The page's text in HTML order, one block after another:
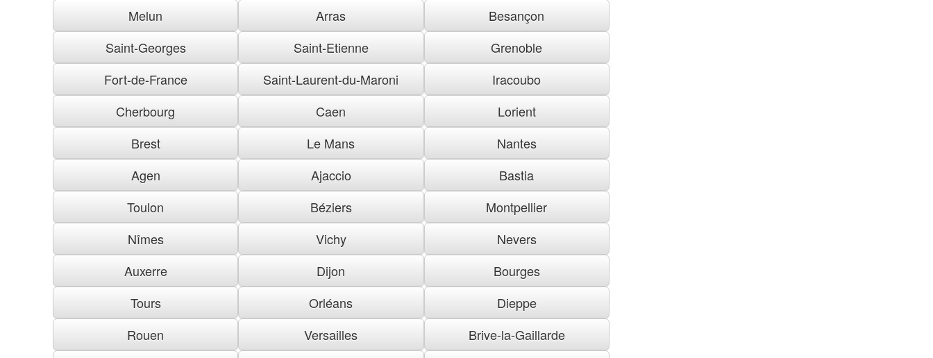
Melun
Arras
Besançon
Saint-Georges
Saint-Etienne
Grenoble
Fort-de-France
Saint-Laurent-du-Maroni
Iracoubo
Cherbourg
Caen
Lorient
Brest
Le Mans
Nantes
Agen
Ajaccio
Bastia
Toulon
Béziers
Montpellier
Nîmes
Vichy
Nevers
Auxerre
Dijon
Bourges
Tours
Orléans
Dieppe
Rouen
Versailles
Brive-la-Gaillarde